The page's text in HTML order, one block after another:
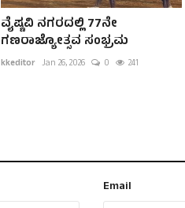
ವೈಷ್ಣವಿ ನಗರದಲ್ಲಿ 77ನೇ
ಗಣರಾಜ್ಯೋತ್ಸವ ಸಂಭ್ರಮ
kkeditor Jan 26, 2026 0 241
Email